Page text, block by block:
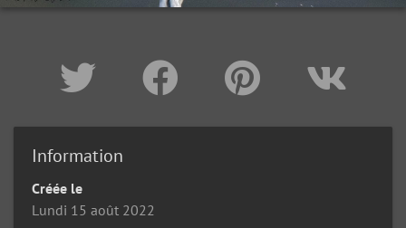
Information
Créée le
Lundi 15 août 2022